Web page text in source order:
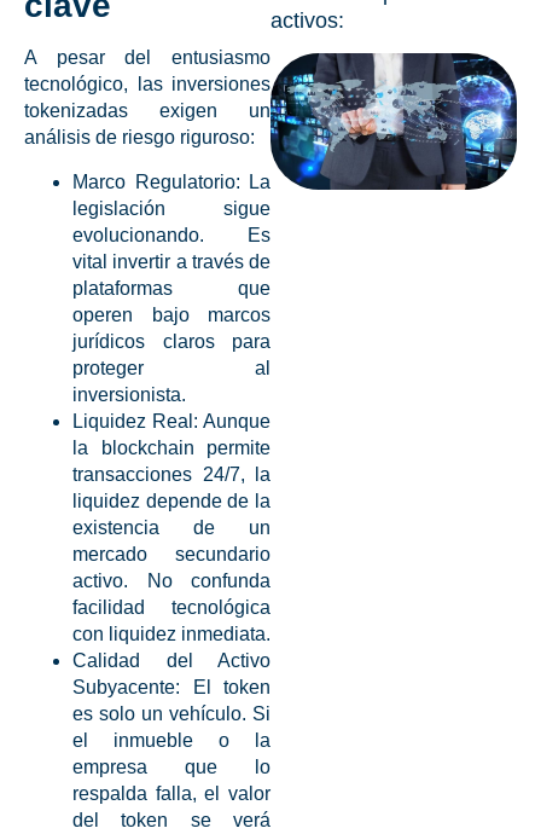
A pesar del entusiasmo
tecnológico, las inversiones
tokenizadas exigen un
análisis de riesgo riguroso:
Marco Regulatorio: La
legislación sigue
evolucionando. Es
vital invertir a través de
plataformas que
operen bajo marcos
jurídicos claros para
proteger al
inversionista.
Liquidez Real: Aunque
la blockchain permite
transacciones 24/7, la
liquidez depende de la
existencia de un
mercado secundario
activo. No confunda
facilidad tecnológica
con liquidez inmediata.
Calidad del Activo
Subyacente: El token
es solo un vehículo. Si
el inmueble o la
empresa que lo
respalda falla, el valor
del token se verá
activos: